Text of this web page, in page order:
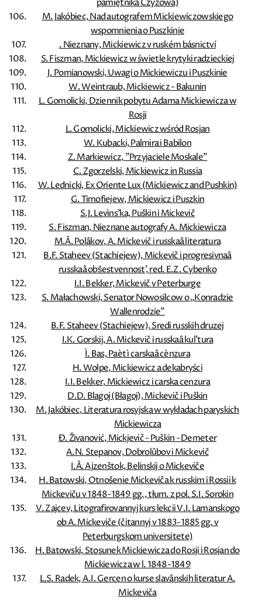
pamiętnika Czyżowa)
M. Jakóbiec, Nad autografem Mickiewiczowskiego
wspomnienia o Puszkinie
. Nieznany, Mickiewicz v ruském básnictví
S. Fiszman, Mickiewicz w świetle krytyki radzieckiej
J. Pomianowski, Uwagi o Mickiewiczu i Puszkinie
W. Weintraub, Mickiewicz - Bakunin
L. Gomolicki, Dziennik pobytu Adama Mickiewicza w
Rosji
L. Gomolicki, Mickiewicz wśród Rosjan
W. Kubacki, Palmira i Babilon
Z. Markiewicz, ”Przyjaciele Moskale”
C. Zgorzelski, Mickiewicz in Russia
W. Lednicki, Ex Oriente Lux (Mickiewicz and Pushkin)
G. Timofiejew, Mickiewicz i Puszkin
S.J. Levìns'ka, Puškin i Mickevič
S. Fiszman, Nieznane autografy A. Mickiewicza
M.Â. Polâkov, A. Mickevič i russkaâ literatura
B.F. Staheev (Stachiejew), Mickevič i progresivnaâ
russkaâ obŝestvennost', red. E.Z. Cybenko
I.I. Bekker, Mickevič v Peterburge
S. Małachowski, Senator Nowosilcow o „Konradzie
Wallenrodzie”
B.F. Staheev (Stachiejew), Sredi russkih druzej
I.K. Gorskij, A. Mickevič i russkaâ kul'tura
Ì. Bas, Paèt ì carskaâ cènzura
H. Wolpe, Mickiewicz a dekabryści
I.I. Bekker, Mickiewicz i carska cenzura
D.D. Blagoj (Błagoj), Mickevič i Puškin
M. Jakóbiec, Literatura rosyjska w wykładach paryskich
Mickiewicza
Đ. Živanović, Mickjevič - Puškin - Demeter
A.N. Stepanov, Dobrolûbov i Mickevič
I.Â. Ajzenštok, Belinskij o Mickeviče
H. Batowski, Otnošenie Mickeviča k russkim i Rossii k
Mickeviču v 1848-1849 gg., tłum. z pol. S.I. Sorokin
V. Zajcev, Litografirovannyj kurs lekcii V.I. Lamanskogo
ob A. Mickeviče (čitannyj v 1883-1885 gg. v
Peterburgskom universitete)
H. Batowski, Stosunek Mickiewicza do Rosji i Rosjan do
Mickiewicza w l. 1848-1849
L.S. Radek, A.I. Gercen o kurse slavânskih literatur A.
Mickeviča